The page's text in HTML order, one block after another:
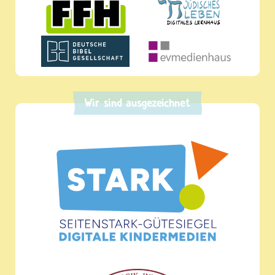
Wir sind ausgezeichnet